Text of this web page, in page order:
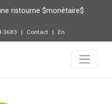
ristourne $monétaire$
3683 Contact En